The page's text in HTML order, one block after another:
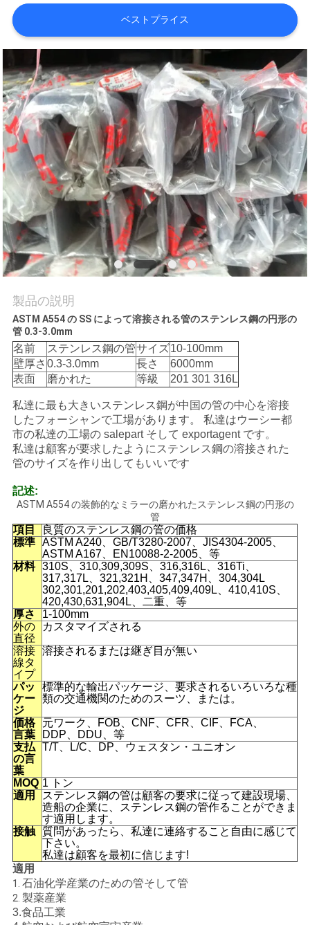
行
品
質
管
理
私
達
に
連
絡
し
な
さ
い
ニ
ュ
ー
ス
場
合
COMPANY
NEWS
地
図
PRIVACY
POLICY
ベストプライス
製品の説明
ASTM A554 の SS によって溶接される管のステンレス鋼の円形の
管 0.3-3.0mm
名前 ステンレス鋼の管サイズ10-100mm
壁厚さ 0.3-3.0mm 長さ
6000mm
表面
磨かれた 等級 201 301 316L
私達に最も大きいステンレス鋼が中国の管の中心を溶接
したフォーシャンで工場があります。 私達はウーシー都
市の私達の工場の salepart そして exportagent です。
私達は顧客が要求したようにステンレス鋼の溶接された
管のサイズを作り出してもいいです
記述:
ASTM A554 の装飾的なミラーの磨かれたステンレス鋼の円形の
管
項目
良質のステンレス鋼の管の価格
標準 ASTM A240、GB/T3280-2007、JIS4304-2005、
ASTM A167、EN10088-2-2005、等
材料 310S、310,309,309S、316,316L、316Ti、
317,317L、321,321H、347,347H、304,304L
302,301,201,202,403,405,409,409L、410,410S、
420,430,631,904L、二重、等
厚さ
1-100mm
外の
直径
カスタマイズされる
溶接
線タ
イプ
溶接されるまたは継ぎ目が無い
パッ
ケー
ジ
標準的な輸出パッケージ、要求されるいろいろな種
類の交通機関のためのスーツ、または。
価格
言葉
元ワーク、FOB、CNF、CFR、CIF、FCA、
DDP、DDU、等
支払
の言
葉
T/T、L/C、DP、ウェスタン・ユニオン
MOQ 1 トン
適用
ステンレス鋼の管は顧客の要求に従って建設現場、
造船の企業に、ステンレス鋼の管作ることができま
す適用します。
接触
質問があったら、私達に連絡すること自由に感じて
下さい。
私達は顧客を最初に信じます!
適用
1. 石油化学産業のための管そして管
2. 製薬産業
3.食品工業